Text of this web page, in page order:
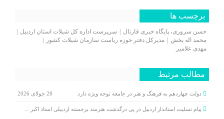
برچسب ها
حسن سروری، پایگاه خبری قارتال
سرپرست اداره کل شیلات استان اردبیل
محمد اله بخش
مدیرکل دفتر حوزه ریاست سازمان شیلات کشور
مهدی علامیر
مطالب مرتبط
دولت چهاردهم به فرهنگ و هنر در جامعه توجه ویژه دارد 28 جولای 2026
پیام تسلیت استاندار اردبیل در پی درگذشت هنرمند برجسته اردبیلی استاد اکبر ...